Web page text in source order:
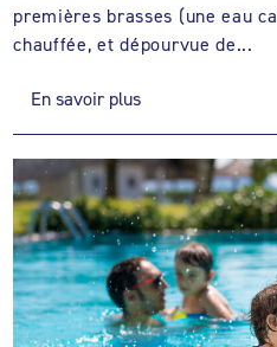
premières brasses (une eau
chauffée, et dépourvue de...
En savoir plus